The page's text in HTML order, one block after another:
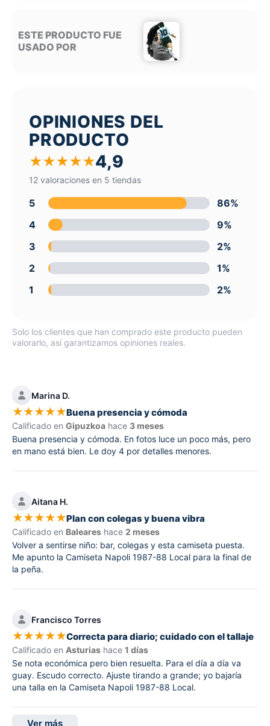
ESTE PRODUCTO FUE
USADO POR
OPINIONES DEL
PRODUCTO
★★★★★4,9
12 valoraciones en 5 tiendas
5
86%
4
9%
3
2%
2
1%
1
2%
Solo los clientes que han comprado este producto pueden
valorarlo, así garantizamos opiniones reales.
Marina D.
★★★★★Buena presencia y cómoda
Calificado en Gipuzkoa hace 3 meses
Buena presencia y cómoda. En fotos luce un poco más, pero
en mano está bien. Le doy 4 por detalles menores.
Aitana H.
★★★★★Plan con colegas y buena vibra
Calificado en Baleares hace 2 meses
Volver a sentirse niño: bar, colegas y esta camiseta puesta.
Me apunto la Camiseta Napoli 1987-88 Local para la final de
la peña.
Francisco Torres
★★★★★Correcta para diario; cuidado con el tallaje
Calificado en Asturias hace 1 días
Se nota económica pero bien resuelta. Para el día a día va
guay. Escudo correcto. Ajuste tirando a grande; yo bajaría
una talla en la Camiseta Napoli 1987-88 Local.
Ver más